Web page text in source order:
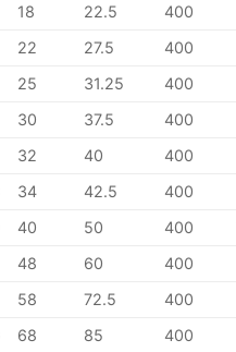
18 22.5 400
22 27.5 400
25 31.25 400
30 37.5 400
32 40 400
34 42.5 400
40 50 400
48 60 400
58 72.5 400
68 85 400